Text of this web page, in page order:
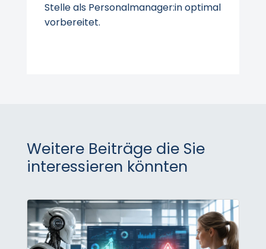
Stelle als Personalmanager:in optimal
vorbereitet.
Weitere Beiträge die Sie
interessieren könnten